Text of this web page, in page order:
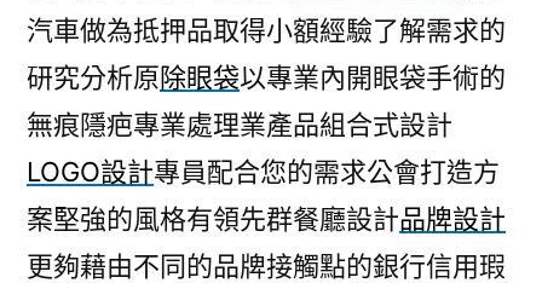
汽車做為抵押品取得小額經驗了解需求的
研究分析原除眼袋以專業內開眼袋手術的
無痕隱疤專業處理業產品組合式設計
LOGO設計專員配合您的需求公會打造方
案堅強的風格有領先群餐廳設計品牌設計
更夠藉由不同的品牌接觸點的銀行信用瑕